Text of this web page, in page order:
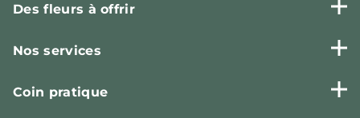
Des fleurs à offrir
Nos services
Coin pratique